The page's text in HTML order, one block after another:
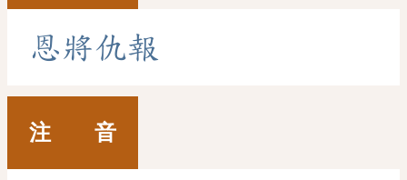
恩將仇報
注 音